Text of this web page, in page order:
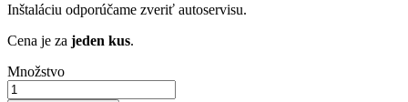
Inštaláciu odporúčame zveriť autoservisu.
Cena je za jeden kus.
Množstvo